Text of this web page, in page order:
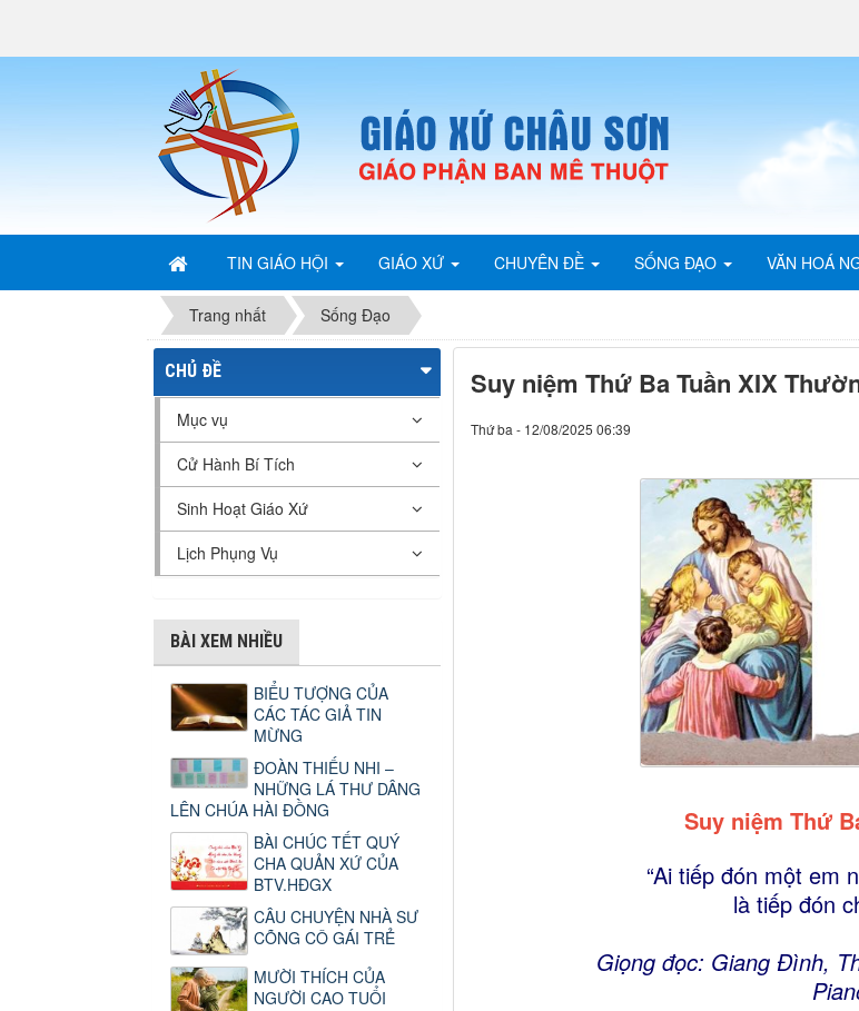
TIN GIÁO HỘI GIÁO XỨ CHUYÊN ĐỀ SỐNG ĐẠO VĂN HOÁ
Trang nhất Sống Đạo
Suy niệm Thứ Ba Tuần XIX
Thứ ba - 12/08/2025 06:39
Suy niệm Thứ
“Ai tiếp đón một em
là tiếp đón
Giọng đọc: Giang Đình,
CHỦ ĐỀ
Mục vụ
Cử Hành Bí Tích
Sinh Hoạt Giáo Xứ
Lịch Phụng Vụ
BÀI XEM NHIỀU
BIỂU TƯỢNG CỦA
CÁC TÁC GIẢ TIN
MỪNG
ĐOÀN THIẾU NHI –
NHỮNG LÁ THƯ DÂNG
LÊN CHÚA HÀI ĐỒNG
BÀI CHÚC TẾT QUÝ
CHA QUẢN XỨ CỦA
BTV.HĐGX
CÂU CHUYỆN NHÀ SƯ
CÕNG CÔ GÁI TRẺ
MƯỜI THÍCH CỦA
NGƯỜI CAO TUỔI